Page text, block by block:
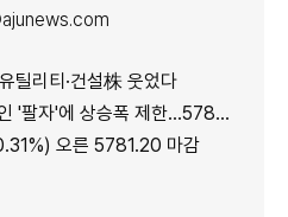
틸리티·건설株 웃었다
자'에 상승폭 제한…5780선 마감
오른 5781.20 마감